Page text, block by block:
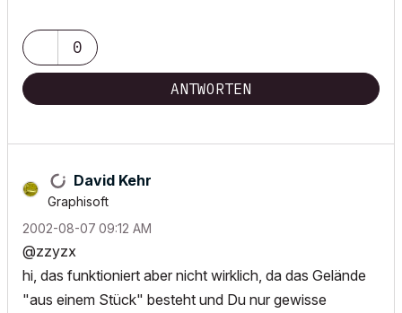
0
ANTWORTEN
David Kehr
Graphisoft
‎2002-08-07 09:12 AM
@zzyzx
hi, das funktioniert aber nicht wirklich, da das Gelände
"aus einem Stück" besteht und Du nur gewisse